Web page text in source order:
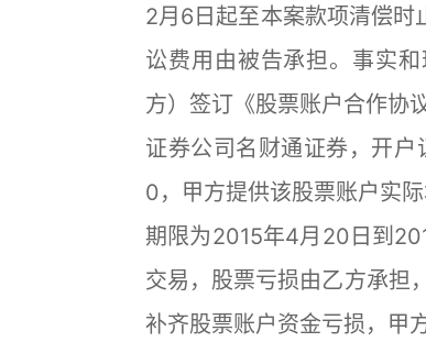
2月6日起至本案款项清偿时
讼费用由被告承担。事实
方）签订《股票账户合作协
证券公司名财通证券，开
0，甲方提供该股票账户实
期限为2015年4月20日到
交易，股票亏损由乙方承担
补齐股票账户资金亏损，甲